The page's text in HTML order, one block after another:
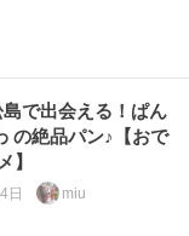
島で出会える！ぱん
の絶品パン♪【おで
】
日 miu